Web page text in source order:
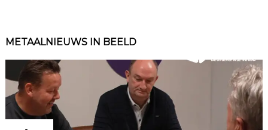
METAALNIEUWS IN BEELD